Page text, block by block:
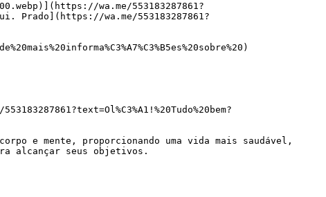
wa.me/553183287861?
daqui. Prado](https://wa.me/553183287861?
alcançar seus objetivos.